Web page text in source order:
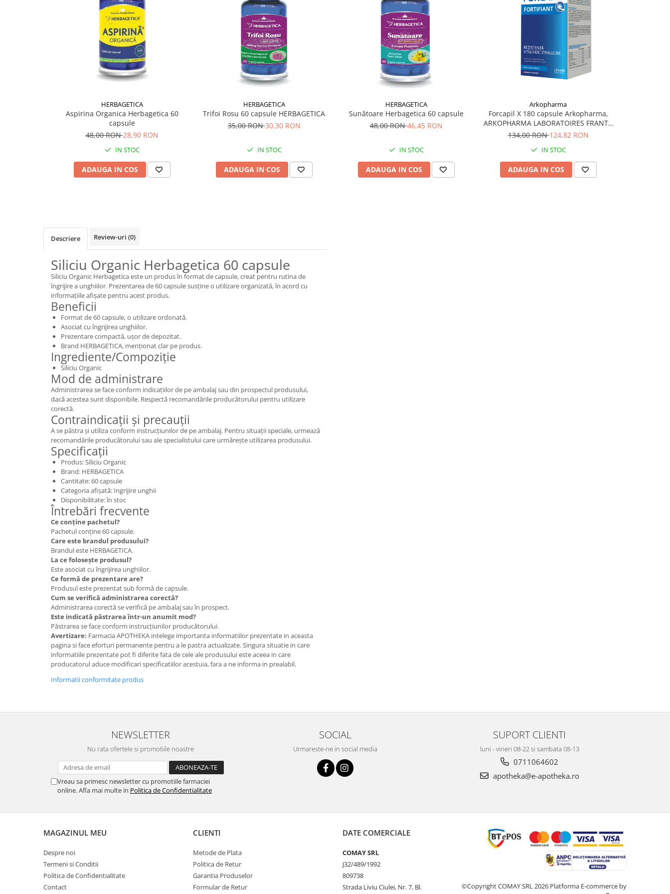
HERBAGETICA
Aspirina Organica Herbagetica 60
capsule
48,00 RON28,90 RON
IN STOC
ADAUGA IN COS
HERBAGETICA
Trifoi Rosu 60 capsule HERBAGETICA
35,00 RON30,30 RON
IN STOC
ADAUGA IN COS
HERBAGETICA
Sunătoare Herbagetica 60 capsule
48,00 RON46,45 RON
IN STOC
ADAUGA IN COS
Arkopharma
Forcapil X 180 capsule Arkopharma,
ARKOPHARMA LABORATOIRES FRANTA
005485
134,00 RON124,82 RON
IN STOC
ADAUGA IN COS
Descriere Review-uri (0)
Siliciu Organic Herbagetica 60 capsule
Siliciu Organic Herbagetica este un produs în format de capsule, creat pentru rutina de
îngrijire a unghiilor. Prezentarea de 60 capsule susține o utilizare organizată, în acord cu
informațiile afișate pentru acest produs.
Beneficii
Format de 60 capsule, o utilizare ordonată.
Asociat cu îngrijirea unghiilor.
Prezentare compactă, ușor de depozitat.
Brand HERBAGETICA, menționat clar pe produs.
Ingrediente/Compoziție
Siliciu Organic
Mod de administrare
Administrarea se face conform indicațiilor de pe ambalaj sau din prospectul produsului,
dacă acestea sunt disponibile. Respectă recomandările producătorului pentru utilizare
corectă.
Contraindicații și precauții
A se păstra și utiliza conform instrucțiunilor de pe ambalaj. Pentru situații speciale, urmează
recomandările producătorului sau ale specialistului care urmărește utilizarea produsului.
Specificații
Produs: Siliciu Organic
Brand: HERBAGETICA
Cantitate: 60 capsule
Categoria afișată: Ingrijire unghii
Disponibilitate: în stoc
Întrebări frecvente
Ce conține pachetul?
Pachetul conține 60 capsule.
Care este brandul produsului?
Brandul este HERBAGETICA.
La ce folosește produsul?
Este asociat cu îngrijirea unghiilor.
Ce formă de prezentare are?
Produsul este prezentat sub formă de capsule.
Cum se verifică administrarea corectă?
Administrarea corectă se verifică pe ambalaj sau în prospect.
Este indicată păstrarea într-un anumit mod?
Păstrarea se face conform instrucțiunilor producătorului.
Avertizare: Farmacia APOTHEKA intelege importanta informatiilor prezentate in aceasta
pagina si face eforturi permanente pentru a le pastra actualizate. Singura situatie in care
informatiile prezentate pot fi diferite fata de cele ale produsului este aceea in care
producatorul aduce modificari specificatiilor acestuia, fara a ne informa in prealabil.
Informatii conformitate produs
NEWSLETTER
Nu rata ofertele si promotiile noastre
Vreau sa primesc newsletter cu promotiile farmaciei
online. Afla mai multe in Politica de Confidentialitate
SOCIAL
Urmareste-ne in social media
SUPORT CLIENTI
luni - vineri 08-22 si sambata 08-13
0711064602
apotheka@e-apotheka.ro
MAGAZINUL MEU
Despre noi
Termeni si Conditii
Politica de Confidentialitate
Contact
CLIENTI
Metode de Plata
Politica de Retur
Garantia Produselor
Formular de Retur
DATE COMERCIALE
COMAY SRL
J32/489/1992
809738
Strada Liviu Ciulei, Nr. 7, Bl.
©Copyright COMAY SRL 2026 Platforma E-commerce by